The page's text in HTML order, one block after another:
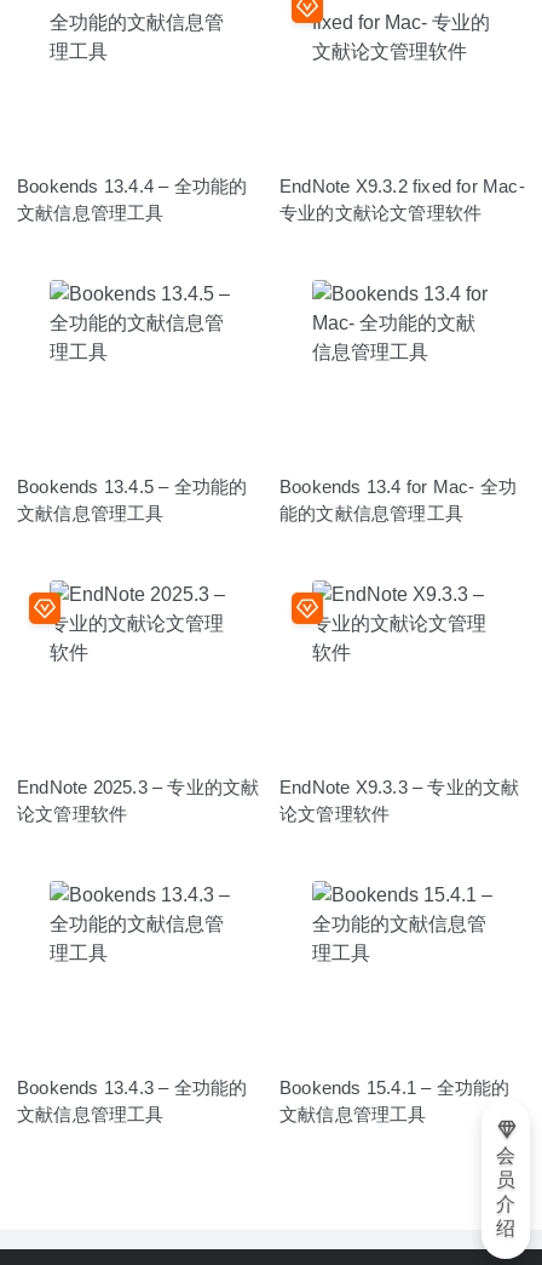
Bookends 13.4.4 – 全功能的
文献信息管理工具
EndNote X9.3.2 fixed for Mac-
专业的文献论文管理软件
Bookends 13.4.5 – 全功能的
文献信息管理工具
Bookends 13.4 for Mac- 全功
能的文献信息管理工具
EndNote 2025.3 – 专业的文献
论文管理软件
EndNote X9.3.3 – 专业的文献
论文管理软件
Bookends 13.4.3 – 全功能的
文献信息管理工具
Bookends 15.4.1 – 全功能的
文献信息管理工具
会
员
介
绍